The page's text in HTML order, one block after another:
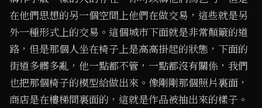
在他們思想的另一個空間上他們在做交易，這些就是另
外一種形式上的交易。這個城市下面就是非常顛簸的道
路，但是那個人坐在椅子上是高高掛起的狀態，下面的
街道多髒多亂，他一點都不管，一點都沒有關係，我們
也把那個椅子的模型給做出來。像剛剛那個照片裏面，
商店是在樓梯間裏面的，這就是作品被抽出來的樣子。